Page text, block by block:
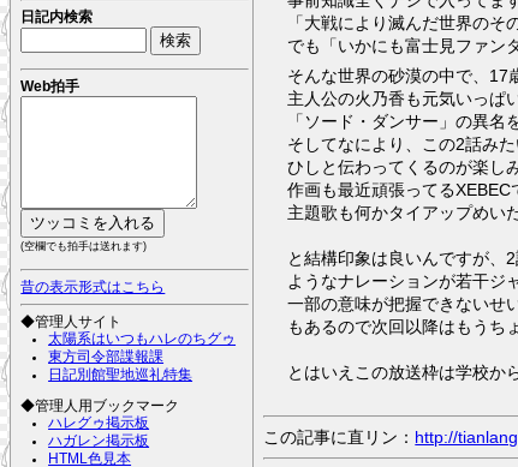
日記内検索
Web拍手
(空欄でも拍手は送れます)
昔の表示形式はこちら
◆管理人サイト
太陽系はいつもハレのちグゥ
東方司令部諜報課
日記別館聖地巡礼特集
◆管理人用ブックマーク
ハレグゥ掲示板
ハガレン掲示板
HTML色見本
「大戦により滅んだ世界の
でも「いかにも富士見ファン
そんな世界の砂漠の中で、17
主人公の火乃香も元気いっぱ
「ソード・ダンサー」の異名
そしてなにより、この2話み
ひしと伝わってくるのが楽し
作画も最近頑張ってる
主題歌も何かタイアップめい
と結構印象は良いんですが、
ようなナレーションが若干ジ
一部の意味が把握できないせ
もあるので次回以降はもうち
とはいえこの放送枠は学校か
この記事に直リン： http://